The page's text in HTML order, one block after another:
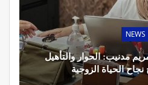
NEWS
مدنيب: الحوار والتأهيل
الحياة الزوجية